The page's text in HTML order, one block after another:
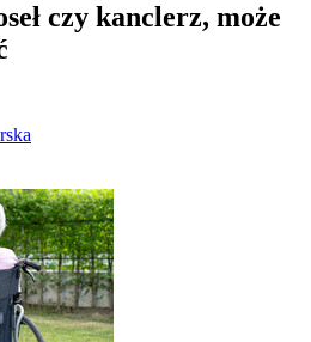
czy kanclerz, może